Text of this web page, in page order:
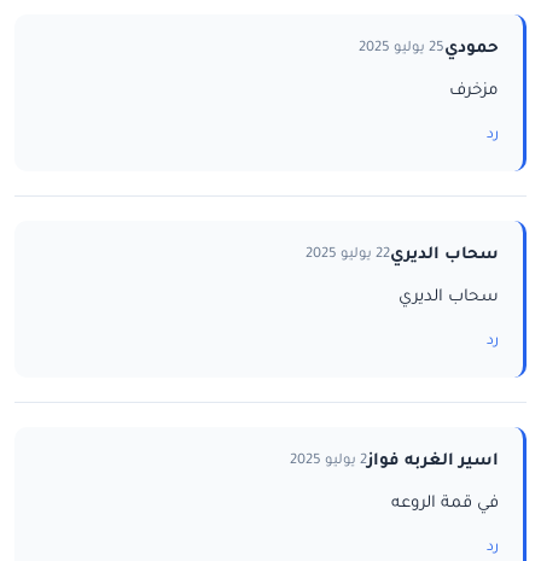
حمودي25 يوليو 2025
مزخرف
رد
سحاب الديري22 يوليو 2025
سحاب الديري
رد
اسير الغربه فواز2 يوليو 2025
في قمة الروعه
رد